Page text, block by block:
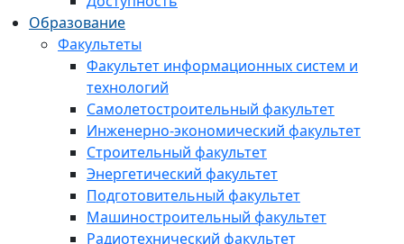
Образование
Факультеты
Факультет информационных систем и
технологий
Самолетостроительный факультет
Инженерно-экономический факультет
Строительный факультет
Энергетический факультет
Подготовительный факультет
Машиностроительный факультет
Радиотехнический факультет